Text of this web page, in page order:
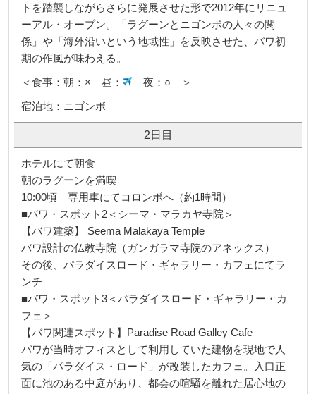
トを踏襲しながらさらに発展させた形で2012年にリニュ
ーアル・オープン。「ラグーンとニゴンボの人々の関
係」や「海外沿いという地域性」を反映させた、バワ初
期の作風が味わえる。
＜食事：朝：× 昼：
夜：○ ＞
宿泊地：ニゴンボ
2日目
ホテルにて朝食
朝のラグーンを満喫
10:00頃 専用車にてコロンボへ（約1時間）
■バワ・スポット2＜シーマ・マラカヤ寺院＞
【バワ建築】 Seema Malakaya Temple
バワ設計の仏教寺院（ガンガラマ寺院のアネックス）
その後、パラダイスロード・ギャラリー・カフェにてラ
ンチ
■バワ・スポット3＜パラダイスロード・ギャラリー・カ
フェ＞
【バワ関連スポット】Paradise Road Galley Cafe
バワが当時オフィスとして利用していた建物を現地で人
気の「パラダイス・ロード」が改装したカフェ。入口正
面に池のある中庭があり、都会の喧騒を離れた居心地の